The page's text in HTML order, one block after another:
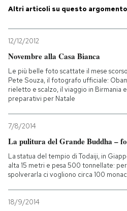
Sport
PODCAST
NEWSLETTER
SHOP
Altri articoli su questo argomento
12/12/2012
Novembre alla Casa Bianca
Le più belle foto scattate il mese
Pete Souza, il fotografo ufficiale:
rieletto e scalzo, il viaggio in Birmania
preparativi per Natale
7/8/2014
La pulitura del Grande Buddha –
La statua del tempio di Todaiji, in
alta 15 metri e pesa 500 tonnellate: per
spolverarla ci vogliono circa 100
18/9/2014